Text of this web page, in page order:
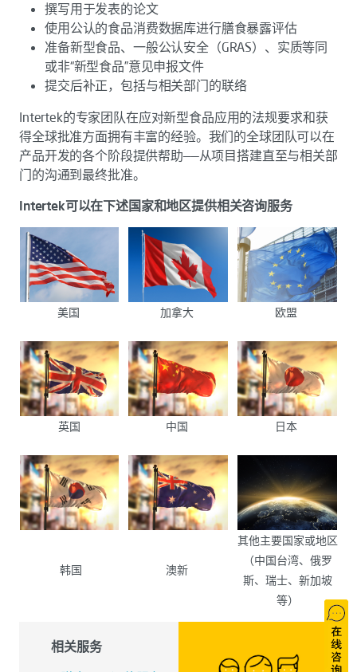
撰写用于发表的论文
使用公认的食品消费数据库进行膳食暴露评估
准备新型食品、一般公认安全（GRAS）、实质等同
或非“新型食品”意见申报文件
提交后补正，包括与相关部门的联络
Intertek的专家团队在应对新型食品应用的法规要求和获
得全球批准方面拥有丰富的经验。我们的全球团队可以在
产品开发的各个阶段提供帮助——从项目搭建直至与相关部
门的沟通到最终批准。
Intertek可以在下述国家和地区提供相关咨询服务
美国 加拿大 欧盟
英国 中国 日本
韩国 澳新
其他主要国家或地区
（中国台湾、俄罗
斯、瑞士、新加坡
等）
相关服务